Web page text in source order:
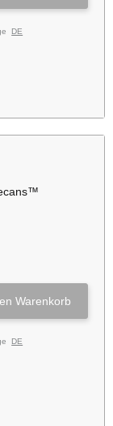
DE
Warenkorb
DE